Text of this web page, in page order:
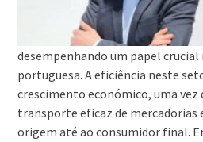
desempenhando um papel crucial
portuguesa. A eficiência neste
crescimento económico, uma vez
transporte eficaz de mercadorias
origem até ao consumidor final.